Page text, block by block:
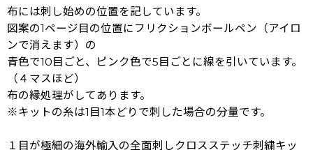
布には刺し始めの位置を記しています。
図案の1ページ目の位置にフリクションボールペン（アイロ
ンで消えます）の
青色で10目ごと、ピンク色で5目ごとに線を引いています。
（４マスほど）
布の縁処理がしてあります。
※キットの糸は1目1本どりで刺した場合の分量です。
１目が極細の海外輸入の全面刺しクロスステッチ刺繍キッ